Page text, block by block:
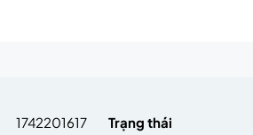
1742201617 Trạng thái